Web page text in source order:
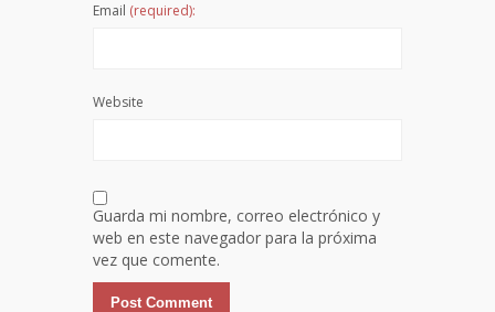
Email (required):
Website
Guarda mi nombre, correo electrónico y
web en este navegador para la próxima
vez que comente.